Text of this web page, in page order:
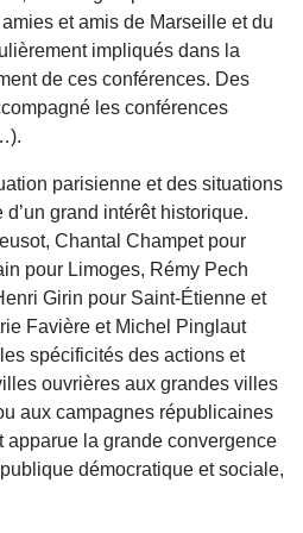
et amis de Marseille et du
impliqués dans la
de ces conférences. Des
les conférences
parisienne et des situations
grand intérêt histo­rique.
Chantal Champet pour
pour Limoges, Rémy Pech
Girin pour Saint-Étienne et
Favière et Michel Pinglaut
spécificités des actions et
ouvrières aux grandes villes
aux campagnes républicaines
apparue la grande convergence
démocratique et sociale,